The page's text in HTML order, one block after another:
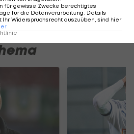
für gewisse Zwecke berechtigtes
für die Datenverarbeitung. Details
Ihr Widerspruchsrecht auszuüben, sind hier